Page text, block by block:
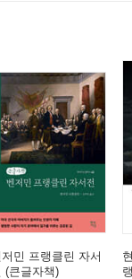
저민 프랭클린 자서
(큰글자책)